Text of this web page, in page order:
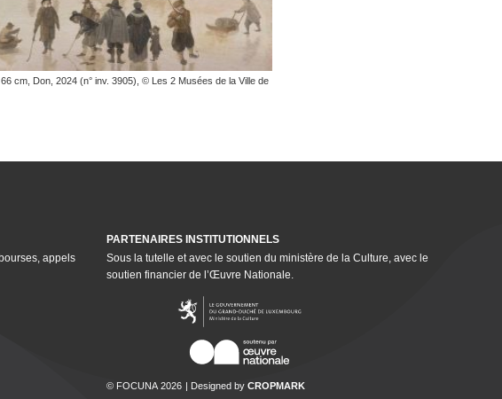
cm, Don, 2024 (n° inv. 3905), © Les 2 Musées de la Ville de
appels
PARTENAIRES INSTI­TU­TION­NELS
Sous la tutelle et avec le soutien du ministère de la Culture, avec le
soutien financier de l’Œuvre Nationale.
© FOCUNA 2026 Designed byCROPMARK